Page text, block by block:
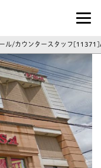
転職ならパチンコヒーロ
ル/カウンタースタッフ